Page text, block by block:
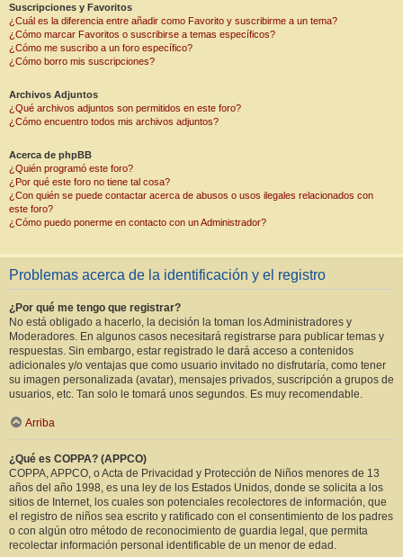
Suscripciones y Favoritos
¿Cuál es la diferencia entre añadir como Favorito y suscribirme a un tema?
¿Cómo marcar Favoritos o suscribirse a temas específicos?
¿Cómo me suscribo a un foro específico?
¿Cómo borro mis suscripciones?
Archivos Adjuntos
¿Qué archivos adjuntos son permitidos en este foro?
¿Cómo encuentro todos mis archivos adjuntos?
Acerca de phpBB
¿Quién programó este foro?
¿Por qué este foro no tiene tal cosa?
¿Con quién se puede contactar acerca de abusos o usos ilegales relacionados con
este foro?
¿Cómo puedo ponerme en contacto con un Administrador?
Problemas acerca de la identificación y el registro
¿Por qué me tengo que registrar?
No está obligado a hacerlo, la decisión la toman los Administradores y
Moderadores. En algunos casos necesitará registrarse para publicar temas y
respuestas. Sin embargo, estar registrado le dará acceso a contenidos
adicionales y/o ventajas que como usuario invitado no disfrutaría, como tener
su imagen personalizada (avatar), mensajes privados, suscripción a grupos de
usuarios, etc. Tan solo le tomará unos segundos. Es muy recomendable.
Arriba
¿Qué es COPPA? (APPCO)
COPPA, APPCO, o Acta de Privacidad y Protección de Niños menores de 13
años del año 1998, es una ley de los Estados Unidos, donde se solicita a los
sitios de Internet, los cuales son potenciales recolectores de información, que
el registro de niños sea escrito y ratificado con el consentimiento de los padres
o con algún otro método de reconocimiento de guardia legal, que permita
recolectar información personal identificable de un menor de edad.